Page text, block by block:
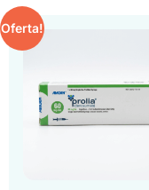
Oferta!